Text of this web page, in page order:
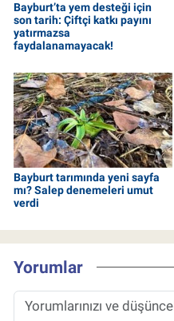
Bayburt’ta yem desteği için
son tarih: Çiftçi katkı payını
yatırmazsa
faydalanamayacak!
Bayburt tarımında yeni sayfa
mı? Salep denemeleri umut
verdi
Yorumlar